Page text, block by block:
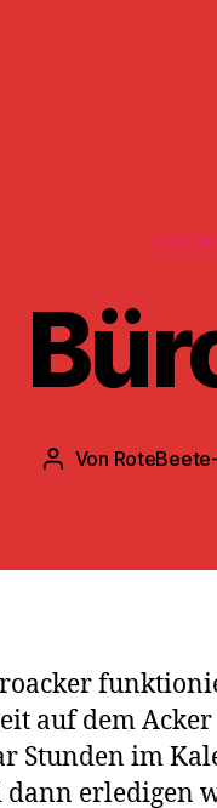
Beitragsautor
Von
auf dem Acker
Stunden im
dann erledigen